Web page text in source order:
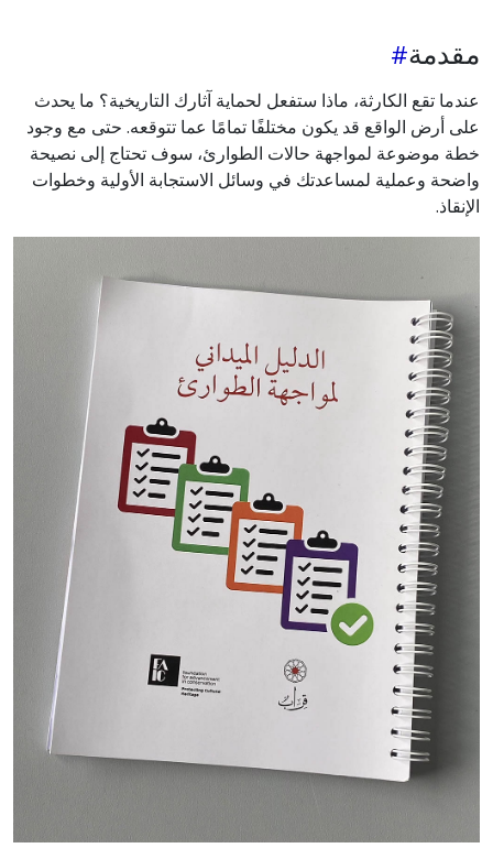
مقدمة
عندما تقع الكارثة، ماذا ستفعل لحماية آثارك التاريخية؟ ما يحدث
على أرض الواقع قد يكون مختلفًا تمامًا عما تتوقعه. حتى مع وجود
خطة موضوعة لمواجهة حالات الطوارئ، سوف تحتاج إلى نصيحة
واضحة وعملية لمساعدتك في وسائل الاستجابة الأولية وخطوات
الإنقاذ.